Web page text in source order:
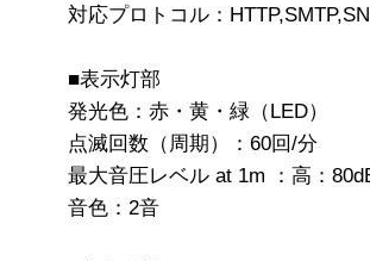
対応プロトコル：
■表示灯部
発光色：赤・黄・緑（LED）
点滅回数（周期）：60回/分
最大音圧レベル at 1m ：高：
音色：2音